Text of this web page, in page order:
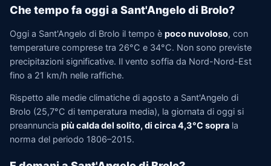
Che tempo fa oggi a Sant'Angelo di Brolo?
Oggi a Sant'Angelo di Brolo il tempo è poco nuvoloso, con
temperature comprese tra 26°C e 34°C. Non sono previste
precipitazioni significative. Il vento soffia da Nord-Nord-Est
fino a 21 km/h nelle raffiche.
Rispetto alle medie climatiche di agosto a Sant'Angelo di
Brolo (25,7°C di temperatura media), la giornata di oggi si
preannuncia più calda del solito, di circa 4,3°C sopra la
norma del periodo 1806–2015.